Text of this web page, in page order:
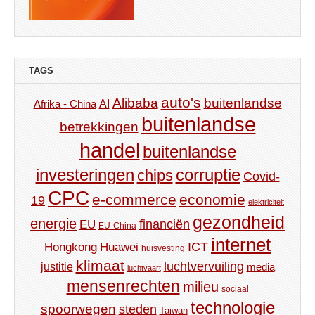
TAGS
Afrika - China AI Alibaba auto's buitenlandse
betrekkingen buitenlandse
handel buitenlandse
investeringen chips corruptie Covid-
19 CPC e-commerce economie elektriciteit
energie EU EU-China financiën gezondheid
Hongkong Huawei huisvesting ICT internet
justitie klimaat luchtvaart luchtvervuiling media
mensenrechten milieu sociaal
spoorwegen steden Taiwan technologie